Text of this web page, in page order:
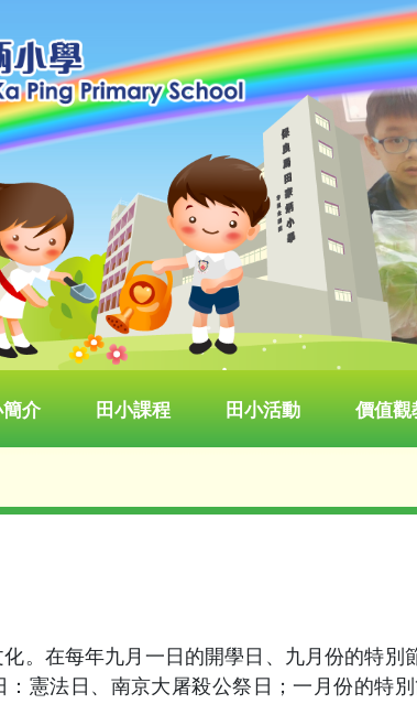
簡介 田小課程 田小活動 價值觀
。在每年九月一日的開學日、九月份的特
憲法日、南京大屠殺公祭日；一月份的特